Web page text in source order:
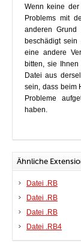
Wenn keine
Problems mit
anderen Grund
beschädigt
eine andere
bitten, sie
Datei aus
sein, dass beim
Probleme
haben.
Ähnliche
Datei .RB
Datei .RB
Datei .RB
Datei .RB4